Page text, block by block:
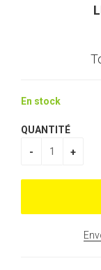
En stock
QUANTITÉ